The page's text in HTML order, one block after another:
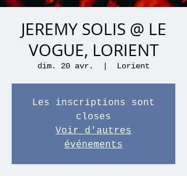
JEREMY SOLIS @ LE
VOGUE, LORIENT
dim. 20 avr. Lorient
Les inscriptions sont
closes
Voir d'autres
événements